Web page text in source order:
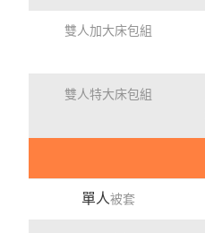
雙人加大床包組
雙人特大床包組
單人被套